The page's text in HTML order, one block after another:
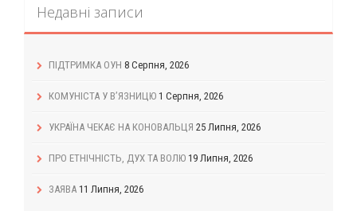
Недавні записи
ПІДТРИМКА ОУН 8 Серпня, 2026
КОМУНІСТА У В’ЯЗНИЦЮ 1 Серпня, 2026
УКРАЇНА ЧЕКАЄ НА КОНОВАЛЬЦЯ 25 Липня, 2026
ПРО ЕТНІЧНІСТЬ, ДУХ ТА ВОЛЮ 19 Липня, 2026
ЗАЯВА 11 Липня, 2026